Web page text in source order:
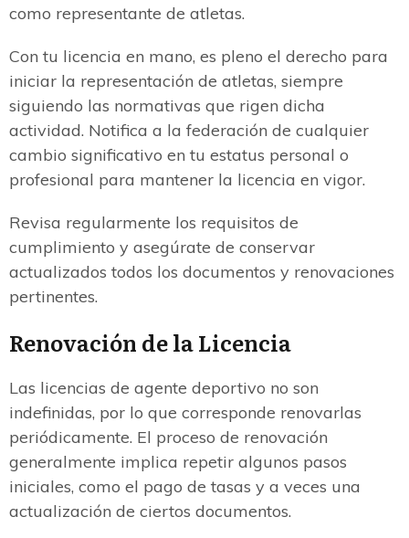
como representante de atletas.
Con tu licencia en mano, es pleno el derecho para
iniciar la representación de atletas, siempre
siguiendo las normativas que rigen dicha
actividad. Notifica a la federación de cualquier
cambio significativo en tu estatus personal o
profesional para mantener la licencia en vigor.
Revisa regularmente los requisitos de
cumplimiento y asegúrate de conservar
actualizados todos los documentos y renovaciones
pertinentes.
Renovación de la Licencia
Las licencias de agente deportivo no son
indefinidas, por lo que corresponde renovarlas
periódicamente. El proceso de renovación
generalmente implica repetir algunos pasos
iniciales, como el pago de tasas y a veces una
actualización de ciertos documentos.